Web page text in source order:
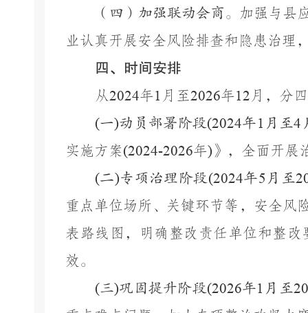
（四）加强联动会商。 加强与县
业认真开展安全风险排查和隐患治理
四、时间安排
从2024年1 月至2026年12 月，分
(一)动员部署阶段(2024年1 月至4
实施方案(2024-2026年) 》，全面开展
(二)专项治理阶段(2024年5 月至
重点单位场所、关键环节等，安全风
表路线图，明确整改责任单位和整
效。
(三)巩固提升阶段(2026年1 月至